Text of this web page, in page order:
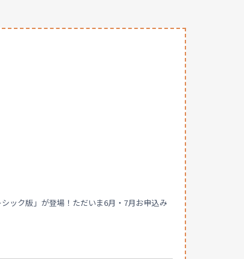
ック版」が登場！ただいま6月・7月お申込み